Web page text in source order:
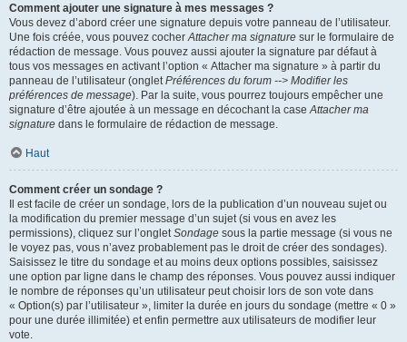
Comment ajouter une signature à mes messages ?
Vous devez d’abord créer une signature depuis votre panneau de l’utilisateur.
Une fois créée, vous pouvez cocherAttacher ma signature sur le formulaire de
rédaction de message. Vous pouvez aussi ajouter la signature par défaut à
tous vos messages en activant l’option « Attacher ma signature » à partir du
panneau de l’utilisateur (ongletPréférences du forum --> Modifier les
préférences de message). Par la suite, vous pourrez toujours empêcher une
signature d’être ajoutée à un message en décochant la caseAttacher ma
signature dans le formulaire de rédaction de message.
Haut
Comment créer un sondage ?
Il est facile de créer un sondage, lors de la publication d’un nouveau sujet ou
la modification du premier message d’un sujet (si vous en avez les
permissions), cliquez sur l’ongletSondage sous la partie message (si vous ne
le voyez pas, vous n’avez probablement pas le droit de créer des sondages).
Saisissez le titre du sondage et au moins deux options possibles, saisissez
une option par ligne dans le champ des réponses. Vous pouvez aussi indiquer
le nombre de réponses qu’un utilisateur peut choisir lors de son vote dans
« Option(s) par l’utilisateur », limiter la durée en jours du sondage (mettre « 0 »
pour une durée illimitée) et enfin permettre aux utilisateurs de modifier leur
vote.